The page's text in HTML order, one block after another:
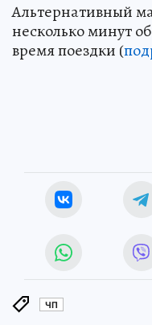
Альтернативный
несколько минут
время поездки (
ЧП